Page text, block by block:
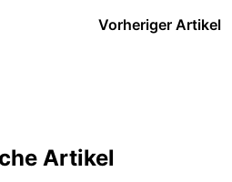
Vorheriger Artikel
Artikel